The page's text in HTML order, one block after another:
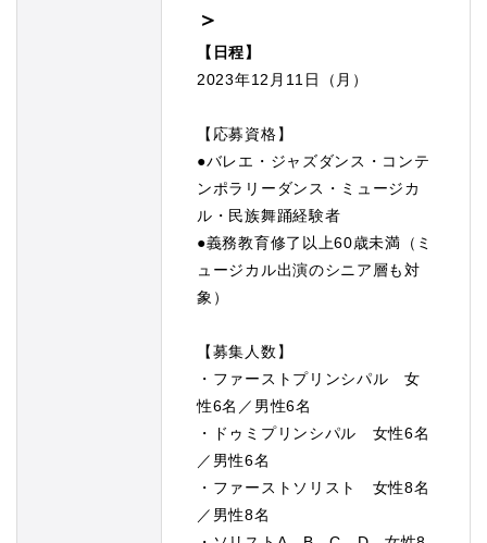
＞
【日程】
2023年12月11日（月）
【応募資格】
●バレエ・ジャズダンス・コンテ
ンポラリーダンス・ミュージカ
ル・民族舞踊経験者
●義務教育修了以上60歳未満（ミ
ュージカル出演のシニア層も対
象）
【募集人数】
・ファーストプリンシパル 女
性6名／男性6名
・ドゥミプリンシパル 女性6名
／男性6名
・ファーストソリスト 女性8名
／男性8名